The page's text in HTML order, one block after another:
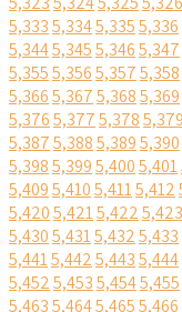
5,3335,3345,3355,336
5,3445,3455,3465,347
5,3555,3565,3575,358
5,3665,3675,3685,369
5,3765,3775,3785,379
5,3875,3885,3895,390
5,3985,3995,4005,401
5,4095,4105,4115,412
5,4205,4215,4225,423
5,4305,4315,4325,433
5,4415,4425,4435,444
5,4525,4535,4545,455
5,4635,4645,4655,466